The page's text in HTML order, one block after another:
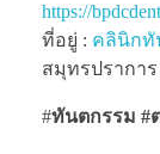
https://
ที่อยู่ : คลินิกทั
สมุทรปรากา
#ทันตกรรม #